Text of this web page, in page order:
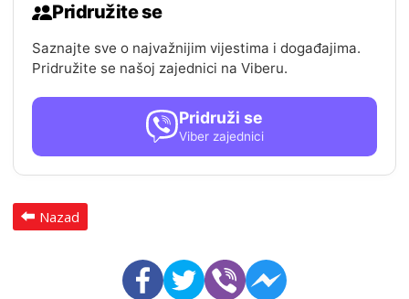
Pridružite se
Saznajte sve o najvažnijim vijestima i događajima.
Pridružite se našoj zajednici na Viberu.
Pridruži se
Viber zajednici
Nazad